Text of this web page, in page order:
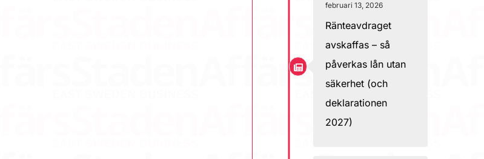
februari 13, 2026
Ränteavdraget
avskaffas – så
påverkas lån utan
säkerhet (och
deklarationen
2027)